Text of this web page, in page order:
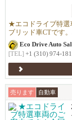
★エコドライブ特選
ブリッド車CTです
Eco Drive Auto
[TEL] +1 (310) 974-
売ります 自動車